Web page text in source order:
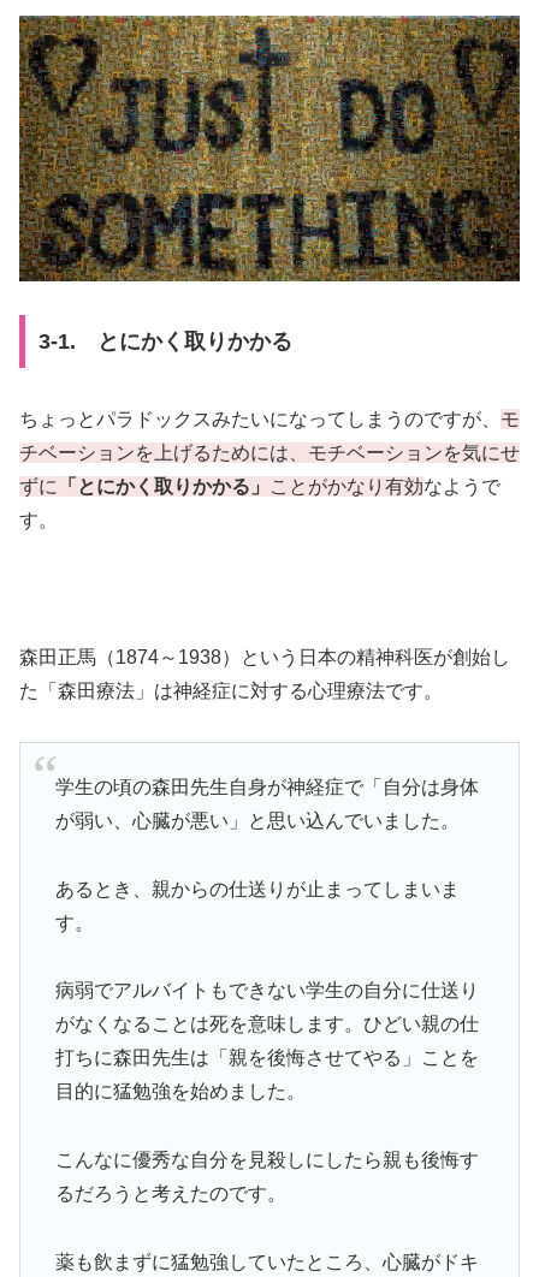
3-1. とにかく取りかかる
ちょっとパラドックスみたいになってしまうのですが、 モ
チベーションを上げるためには、モチベーションを気にせ
ずに
「とにかく取りかかる」 ことがかなり有効なようで
す。
森田正馬（1874～1938）という日本の精神科医が創始し
た「森田療法」は神経症に対する心理療法です。
学生の頃の森田先生自身が神経症で「自分は身体
が弱い、心臓が悪い」と思い込んでいました。
あるとき、親からの仕送りが止まってしまいま
す。
病弱でアルバイトもできない学生の自分に仕送り
がなくなることは死を意味します。ひどい親の仕
打ちに森田先生は「親を後悔させてやる」ことを
目的に猛勉強を始めました。
こんなに優秀な自分を見殺しにしたら親も後悔す
るだろうと考えたのです。
薬も飲まずに猛勉強していたところ、心臓がドキ